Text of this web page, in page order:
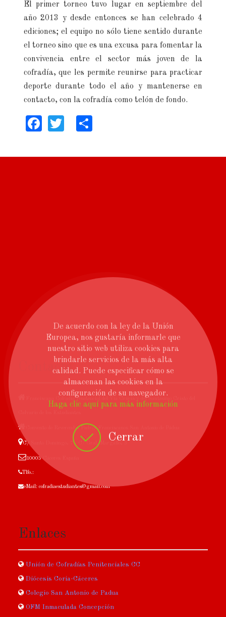
Cerrar
De acuerdo con la ley de la Unión
Europea, nos gustaría informarle que
nuestro sitio web utiliza cookies para
brindarle servicios de la más alta
calidad. Puede especificar cómo se
almacenan las cookies en la
configuración de su navegador.
Haga clic aquí para más información
El primer torneo tuvo lugar en septiembre del
año 2013 y desde entonces se han celebrado 4
ediciones; el equipo no sólo tiene sentido durante
el torneo sino que es una excusa para fomentar la
convivencia entre el sector más joven de la
cofradía, que les permite reunirse para practicar
deporte durante todo el año y mantenerse en
contacto, con la cofradía como telón de fondo.
Facebook
Twitter
Contacto
Franciscana Cofradía Penitencial del Vía Crucis y del Santísimo Cristo del
Convento de Reverendos Padres Franciscanos San Antonio de Pádua
C/ Santo Domingo, 7 - C/ Gral. Margallo, 3
10003 Cáceres España
Tlfo.:
eMail: cofradiaestudiantes@gmail.com
Enlaces
Unión de Cofradías Penitenciales CC
Diócesis Coria-Cáceres
Colegio San Antonio de Padua
OFM Inmaculada Concepción